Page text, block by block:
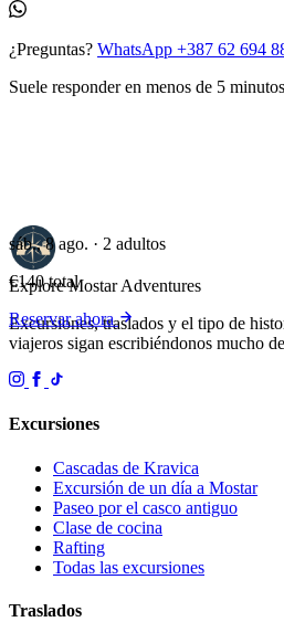
¿Preguntas? WhatsApp +387 62 694
Suele responder en menos de 5 minutos
sáb., 8 ago. · 2 adultos
€140 total
Reservar ahora
Explore MostarAdventures
Excursiones, traslados y el tipo de
viajeros sigan escribiéndonos mucho
Excursiones
Cascadas de Kravica
Excursión de un día a Mostar
Paseo por el casco antiguo
Clase de cocina
Rafting
Todas las excursiones
Traslados